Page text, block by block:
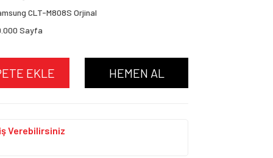
CLT-M808S Orjinal
Sayfa
EKLE HEMEN AL
Verebilirsiniz